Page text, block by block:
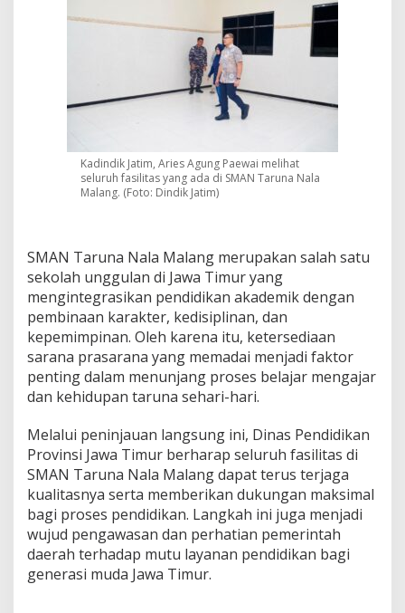
Kadindik Jatim, Aries Agung Paewai melihat
seluruh fasilitas yang ada di SMAN Taruna Nala
Malang. (Foto: Dindik Jatim)
SMAN Taruna Nala Malang merupakan salah satu
sekolah unggulan di Jawa Timur yang
mengintegrasikan pendidikan akademik dengan
pembinaan karakter, kedisiplinan, dan
kepemimpinan. Oleh karena itu, ketersediaan
sarana prasarana yang memadai menjadi faktor
penting dalam menunjang proses belajar mengajar
dan kehidupan taruna sehari-hari.
Melalui peninjauan langsung ini, Dinas Pendidikan
Provinsi Jawa Timur berharap seluruh fasilitas di
SMAN Taruna Nala Malang dapat terus terjaga
kualitasnya serta memberikan dukungan maksimal
bagi proses pendidikan. Langkah ini juga menjadi
wujud pengawasan dan perhatian pemerintah
daerah terhadap mutu layanan pendidikan bagi
generasi muda Jawa Timur.